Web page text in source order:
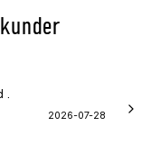
2026-07-28